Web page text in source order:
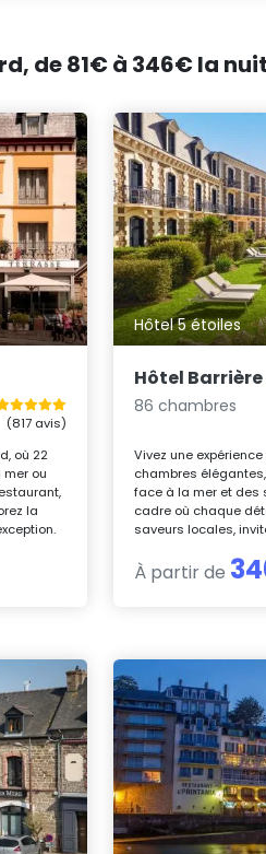
de 81€ à 346€ la nuit
(817 avis)
où 22
ou
la
Hôtel 5 étoiles
Hôtel
86 chambres
Vivez une
chambres
face à la mer et des
cadre où chaque
saveurs locales,
À partir de